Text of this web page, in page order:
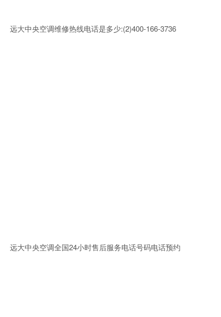
远大中央空调维修热线电话是多少:(2)400-166-3736
远大中央空调全国24小时售后服务电话号码电话预约